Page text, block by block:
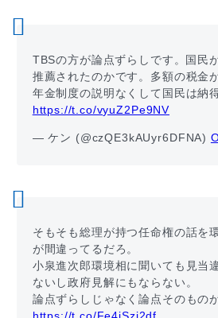
TBSの方が論点ずらしです。国民
推薦されたのかです。多額の税金
年金制度の説明なくして国民は納
https://t.co/vyuZ2Pe9NV
— ケン (@czQE3kAUyr6DFNA)
そもそも総理が持つ任命権の話を
が間違ってるだろ。
小泉進次郎環境相に聞いても見当
ないし政府見解にもならない。
論点ずらしじゃなく論点そのもの